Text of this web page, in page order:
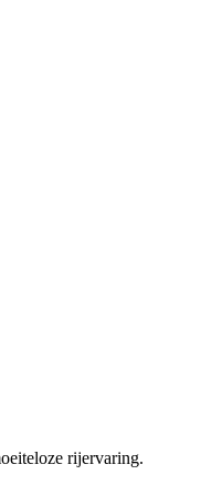
rijervaring.